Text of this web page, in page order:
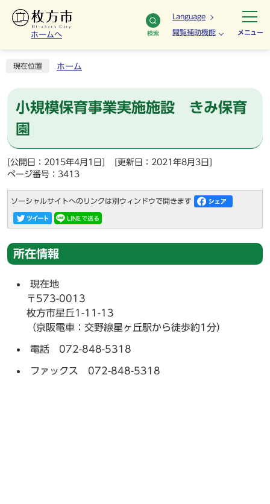
ホームへ 検索
Language
閲覧補助機能 メニュー
現在位置 ホーム
小規模保育事業実施施設 きみ保育
園
[公開日：2015年4月1日]
[更新日：2021年8月3日]
ページ番号：3413
ソーシャルサイトへのリンクは別ウィンドウで開きます
所在情報
現在地
〒573-0013
枚方市星丘1-11-13
（京阪電車：交野線星ヶ丘駅から徒歩約1分）
電話 072-848-5318
ファックス 072-848-5318